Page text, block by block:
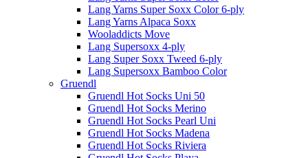
Lang Yarns Super Soxx Color 6-ply
Lang Yarns Alpaca Soxx
Wooladdicts Move
Lang Supersoxx 4-ply
Lang Super Soxx Tweed 6-ply
Lang Supersoxx Bamboo Color
Gruendl
Gruendl Hot Socks Uni 50
Gruendl Hot Socks Merino
Gruendl Hot Socks Pearl Uni
Gruendl Hot Socks Madena
Gruendl Hot Socks Riviera